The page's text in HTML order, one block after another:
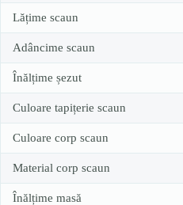
Lățime scaun
Adâncime scaun
Înălțime șezut
Culoare tapițerie scaun
Culoare corp scaun
Material corp scaun
Înălțime masă